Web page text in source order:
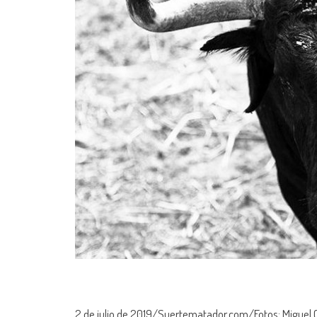
2 de julio de 2019/Suertematador.com/Fotos: Miguel